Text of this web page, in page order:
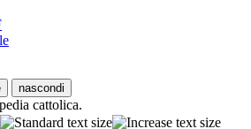
nascondi
cattolica.